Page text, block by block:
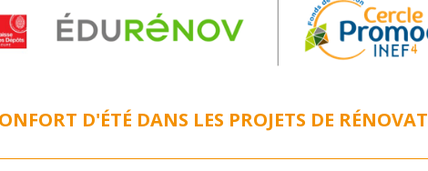
D'ÉTÉ DANS LES PROJETS DE